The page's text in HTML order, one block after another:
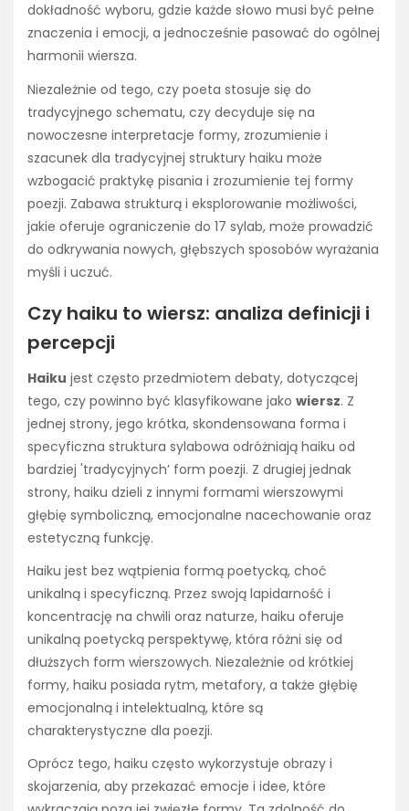
dokładność wyboru, gdzie każde słowo musi być pełne
znaczenia i emocji, a jednocześnie pasować do ogólnej
harmonii wiersza.
Niezależnie od tego, czy poeta stosuje się do
tradycyjnego schematu, czy decyduje się na
nowoczesne interpretacje formy, zrozumienie i
szacunek dla tradycyjnej struktury haiku może
wzbogacić praktykę pisania i zrozumienie tej formy
poezji. Zabawa strukturą i eksplorowanie możliwości,
jakie oferuje ograniczenie do 17 sylab, może prowadzić
do odkrywania nowych, głębszych sposobów wyrażania
myśli i uczuć.
Czy haiku to wiersz: analiza definicji i
percepcji
Haiku jest często przedmiotem debaty, dotyczącej
tego, czy powinno być klasyfikowane jako wiersz. Z
jednej strony, jego krótka, skondensowana forma i
specyficzna struktura sylabowa odróżniają haiku od
bardziej 'tradycyjnych’ form poezji. Z drugiej jednak
strony, haiku dzieli z innymi formami wierszowymi
głębię symboliczną, emocjonalne nacechowanie oraz
estetyczną funkcję.
Haiku jest bez wątpienia formą poetycką, choć
unikalną i specyficzną. Przez swoją lapidarność i
koncentrację na chwili oraz naturze, haiku oferuje
unikalną poetycką perspektywę, która różni się od
dłuższych form wierszowych. Niezależnie od krótkiej
formy, haiku posiada rytm, metafory, a także głębię
emocjonalną i intelektualną, które są
charakterystyczne dla poezji.
Oprócz tego, haiku często wykorzystuje obrazy i
skojarzenia, aby przekazać emocje i idee, które